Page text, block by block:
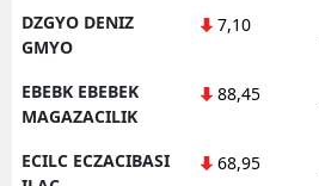
DZGYO DENIZ
GMYO
7,10
EBEBK EBEBEK
MAGAZACILIK
88,45
ECILC ECZACIBASI
68,95